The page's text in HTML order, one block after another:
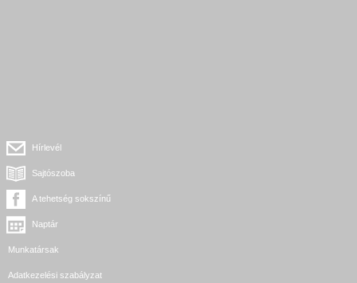
Hírlevél
Sajtószoba
A tehetség sokszínű
Naptár
Munkatársak
Adatkezelési szabályzat